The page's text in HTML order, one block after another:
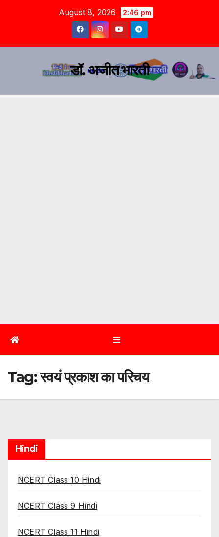
August 8, 2026 2:46 pm
डॉ. अजीत भारती
Tag:स्वयं प्रकाश का परिचय
Hindi
NCERT Class 10 Hindi
NCERT Class 9 Hindi
NCERT Class 11 Hindi